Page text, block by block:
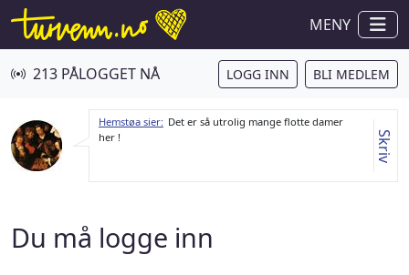
MENY
213 PÅLOGGET NÅ LOGG INN BLI MEDLEM
Hemstøa sier: Det er så utrolig mange flotte damer
her !
Skriv
Du må logge inn